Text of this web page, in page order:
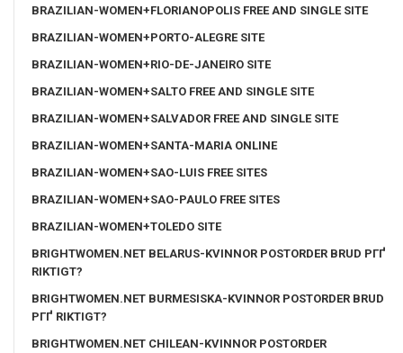
BRAZILIAN-WOMEN+FLORIANOPOLIS FREE AND SINGLE SITE
BRAZILIAN-WOMEN+PORTO-ALEGRE SITE
BRAZILIAN-WOMEN+RIO-DE-JANEIRO SITE
BRAZILIAN-WOMEN+SALTO FREE AND SINGLE SITE
BRAZILIAN-WOMEN+SALVADOR FREE AND SINGLE SITE
BRAZILIAN-WOMEN+SANTA-MARIA ONLINE
BRAZILIAN-WOMEN+SAO-LUIS FREE SITES
BRAZILIAN-WOMEN+SAO-PAULO FREE SITES
BRAZILIAN-WOMEN+TOLEDO SITE
BRIGHTWOMEN.NET BELARUS-KVINNOR POSTORDER BRUD PГҐ
RIKTIGT?
BRIGHTWOMEN.NET BURMESISKA-KVINNOR POSTORDER BRUD
PГҐ RIKTIGT?
BRIGHTWOMEN.NET CHILEAN-KVINNOR POSTORDER